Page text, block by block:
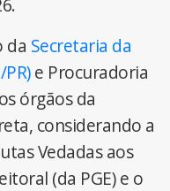
da Secretaria da
e Procuradoria
órgãos da
considerando a
Vedadas aos
(da PGE) e o